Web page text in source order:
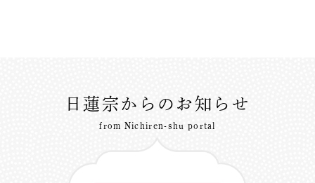
日蓮宗からのお知らせ
from Nichiren-shu portal